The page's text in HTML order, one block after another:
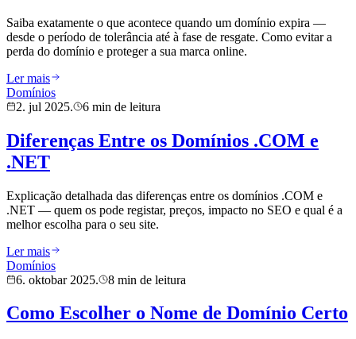
Saiba exatamente o que acontece quando um domínio expira —
desde o período de tolerância até à fase de resgate. Como evitar a
perda do domínio e proteger a sua marca online.
Ler mais
Domínios
2. jul 2025.
6 min de leitura
Diferenças Entre os Domínios .COM e
.NET
Explicação detalhada das diferenças entre os domínios .COM e
.NET — quem os pode registar, preços, impacto no SEO e qual é a
melhor escolha para o seu site.
Ler mais
Domínios
6. oktobar 2025.
8 min de leitura
Como Escolher o Nome de Domínio Certo